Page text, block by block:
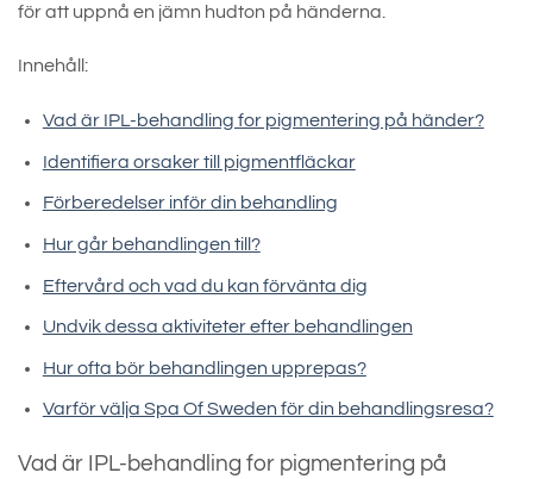
för att uppnå en jämn hudton på händerna.
Innehåll:
Vad är IPL-behandling for pigmentering på händer?
Identifiera orsaker till pigmentfläckar
Förberedelser inför din behandling
Hur går behandlingen till?
Eftervård och vad du kan förvänta dig
Undvik dessa aktiviteter efter behandlingen
Hur ofta bör behandlingen upprepas?
Varför välja Spa Of Sweden för din behandlingsresa?
Vad är IPL-behandling for pigmentering på